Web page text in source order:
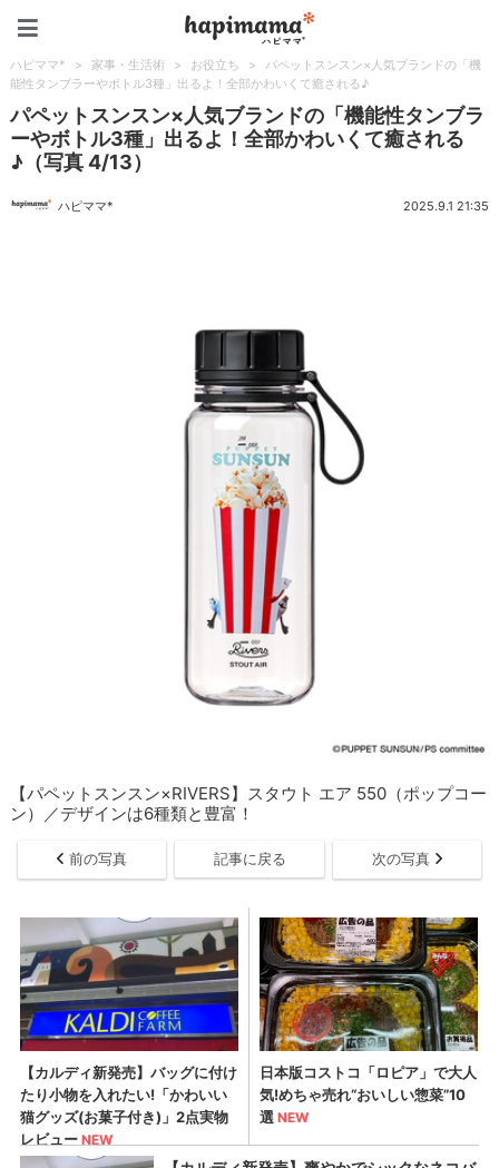
ハピママ* > 家事・生活術 > お役立ち >
パペットスンスン×人気ブランドの「機
能性タンブラーやボトル3種」出るよ！全部かわいくて癒される♪
パペットスンスン×人気ブランドの「機能性タンブラ
ーやボトル3種」出るよ！全部かわいくて癒される
♪（写真 4/13）
ハピママ* 2025.9.1 21:35
【パペットスンスン×RIVERS】スタウト エア 550（ポップコー
ン）／デザインは6種類と豊富！
前の写真 記事に戻る 次の写真